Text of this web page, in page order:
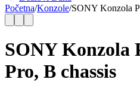
Početna/Konzole/SONY Konzola
SONY Konzola
Pro, B chassis